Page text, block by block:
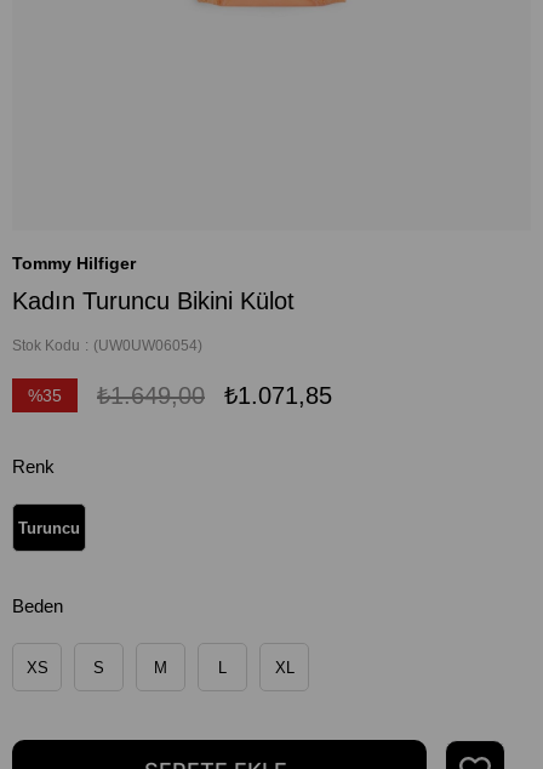
Tommy Hilfiger
Kadın Turuncu Bikini Külot
Stok Kodu (UW0UW06054)
%35
₺1.649,00 ₺1.071,85
Renk
Turuncu
Beden
XS S M L XL